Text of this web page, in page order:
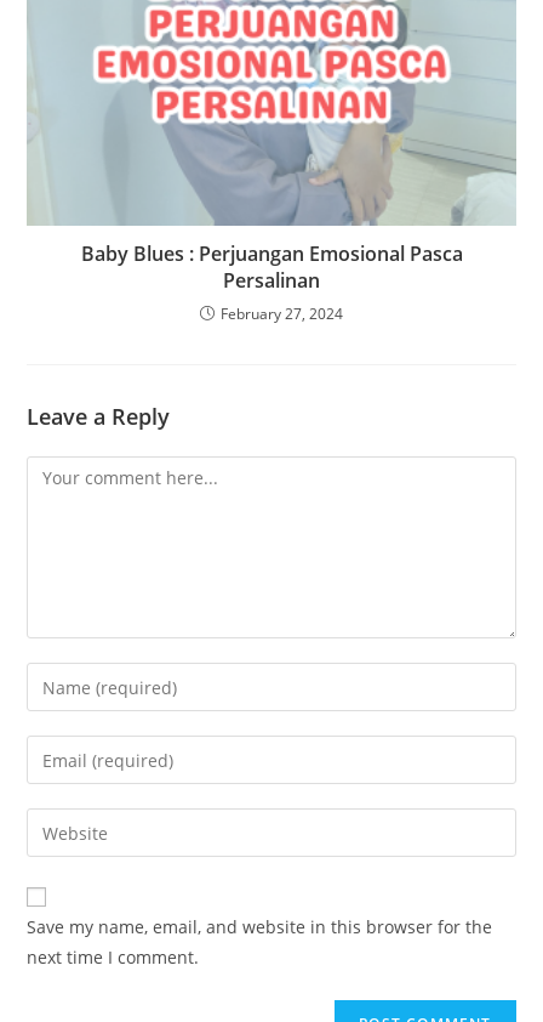
Baby Blues : Perjuangan Emosional Pasca
Persalinan
February 27, 2024
Leave a Reply
Save my name, email, and website in this browser for the
next time I comment.